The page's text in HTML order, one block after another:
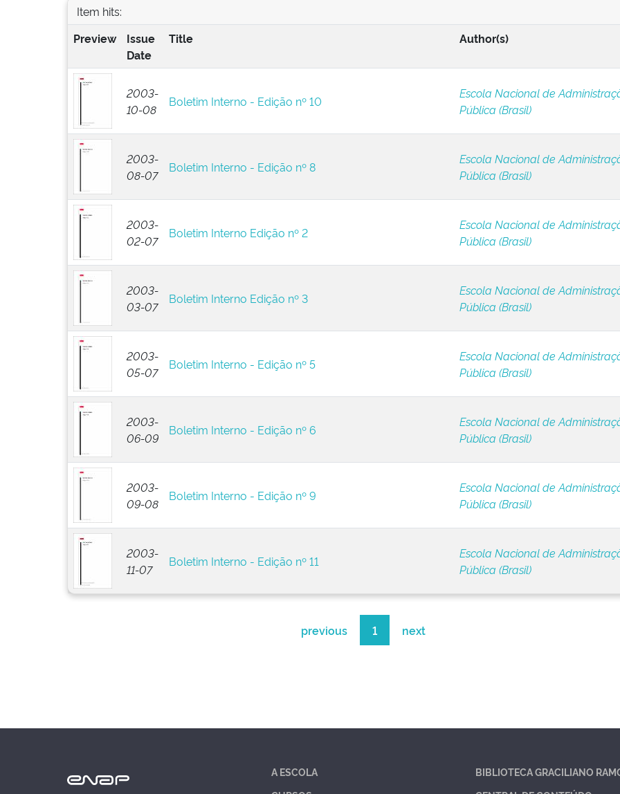
Item hits:
Preview
Issue
Date
Title Author(s)
2003-
10-08
Boletim Interno - Edição nº 10
Escola Nacional de
Pública (Brasil)
2003-
08-07
Boletim Interno - Edição nº 8
Escola Nacional de
Pública (Brasil)
2003-
02-07
Boletim Interno Edição nº 2
Escola Nacional de
Pública (Brasil)
2003-
03-07
Boletim Interno Edição nº 3
Escola Nacional de
Pública (Brasil)
2003-
05-07
Boletim Interno - Edição nº 5
Escola Nacional de
Pública (Brasil)
2003-
06-09
Boletim Interno - Edição nº 6
Escola Nacional de
Pública (Brasil)
2003-
09-08
Boletim Interno - Edição nº 9
Escola Nacional de
Pública (Brasil)
2003-
11-07
Boletim Interno - Edição nº 11
Escola Nacional de
Pública (Brasil)
previous 1 next
A ESCOLA
BIBLIOTECA GRACILIANO